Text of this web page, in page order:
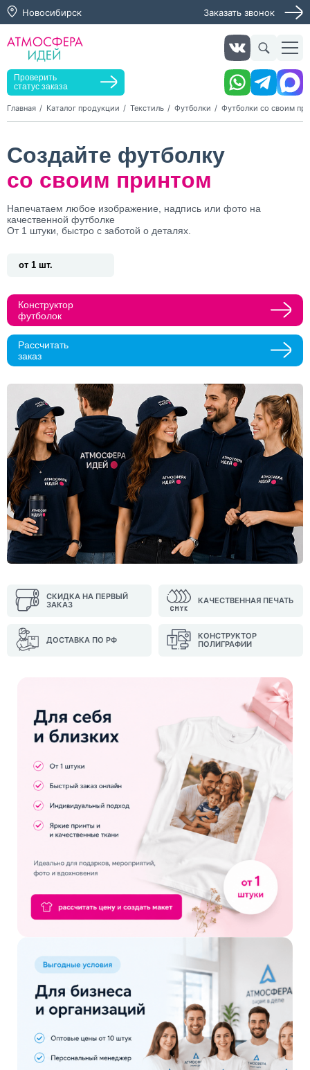
Новосибирск Заказать звонок
Проверить
статус заказа
Главная Каталог продукции Текстиль Футболки Футболки со своим
Создайте футболку
со своим принтом
Напечатаем любое изображение, надпись или фото на
качественной футболке
От 1 штуки, быстро с заботой о деталях.
от 1 шт.
Конструктор
футболок
Рассчитать
заказ
СКИДКА НА ПЕРВЫЙ
ЗАКАЗ
КАЧЕСТВЕННАЯ ПЕЧАТЬ
ДОСТАВКА ПО РФ
КОНСТРУКТОР
ПОЛИГРАФИИ
Заказать услугу
Оставьте заявку, мы свяжемся с вами в ближайшее
Телефон Whatsapp Max Telegram
Нажимая кнопку "Оставить заявку", я даю согласие на
обработку персональных данных и согласие с политикой
конфиденциальности
Нажимая на кнопку, я даю согласие на получение
информационных и рекламных рассылок
Оставить
заявку
Заказать звонок
обработку персональных данных и согласие с политикой
конфиденциальности
Нажимая на кнопку, я даю согласие на получение
информационных и рекламных рассылок
Оставить
заявку